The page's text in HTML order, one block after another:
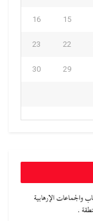
15
16
22
23
29
30